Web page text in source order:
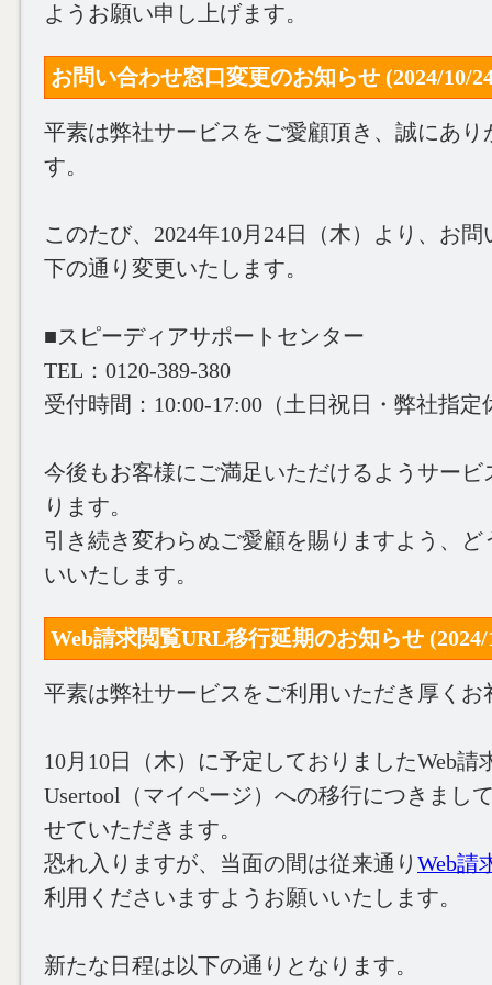
ようお願い申し上げます。
お問い合わせ窓口変更のお知らせ (2024/10/
平素は弊社サービスをご愛顧頂き、誠にあり
す。
このたび、2024年10月24日（木）より、お
下の通り変更いたします。
■スピーディアサポートセンター
TEL：0120-389-380
受付時間：10:00‐17:00（土日祝日・弊社指
今後もお客様にご満足いただけるようサービ
ります。
引き続き変わらぬご愛顧を賜りますよう、ど
いいたします。
Web請求閲覧URL移行延期のお知らせ (2024/
平素は弊社サービスをご利用いただき厚くお
10月10日（木）に予定しておりましたWeb請
Usertool（マイページ）への移行につきまし
せていただきます。
恐れ入りますが、当面の間は従来通り Web請
利用くださいますようお願いいたします。
新たな日程は以下の通りとなります。